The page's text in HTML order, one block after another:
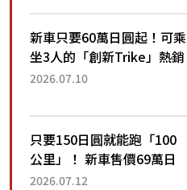
已陸續開始出口的新款
「B...
新車只要60萬日圓起！可乘
坐3人的「創新Trike」熱銷
大賣成為人氣車款！「養車
日圓就能跑100公里」「小
朋友坐得...
2026.07.10
只要150日圓就能跑「100
公里」！ 新車售價69萬日
圓的「3人座」Trike大受歡
2026.07.12